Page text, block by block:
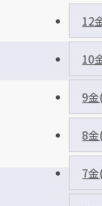
12
10
9
8
7